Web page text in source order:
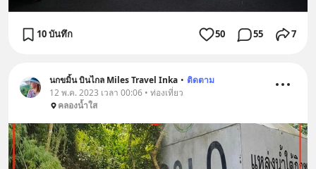
10 บันทึก 50 55 7
นกขมิ้น บินไกล Miles Travel Inka • ติดตาม
12 พ.ค. 2023 เวลา 00:06 • ท่องเที่ยว
คลองน้ำใส